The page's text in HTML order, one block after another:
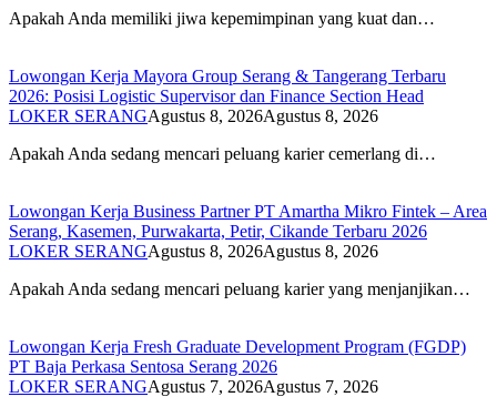
Apakah Anda memiliki jiwa kepemimpinan yang kuat dan…
Lowongan Kerja Mayora Group Serang & Tangerang Terbaru
2026: Posisi Logistic Supervisor dan Finance Section Head
LOKER SERANGAgustus 8, 2026Agustus 8, 2026
Apakah Anda sedang mencari peluang karier cemerlang di…
Lowongan Kerja Business Partner PT Amartha Mikro Fintek – Area
Serang, Kasemen, Purwakarta, Petir, Cikande Terbaru 2026
LOKER SERANGAgustus 8, 2026Agustus 8, 2026
Apakah Anda sedang mencari peluang karier yang menjanjikan…
Lowongan Kerja Fresh Graduate Development Program (FGDP)
PT Baja Perkasa Sentosa Serang 2026
LOKER SERANGAgustus 7, 2026Agustus 7, 2026